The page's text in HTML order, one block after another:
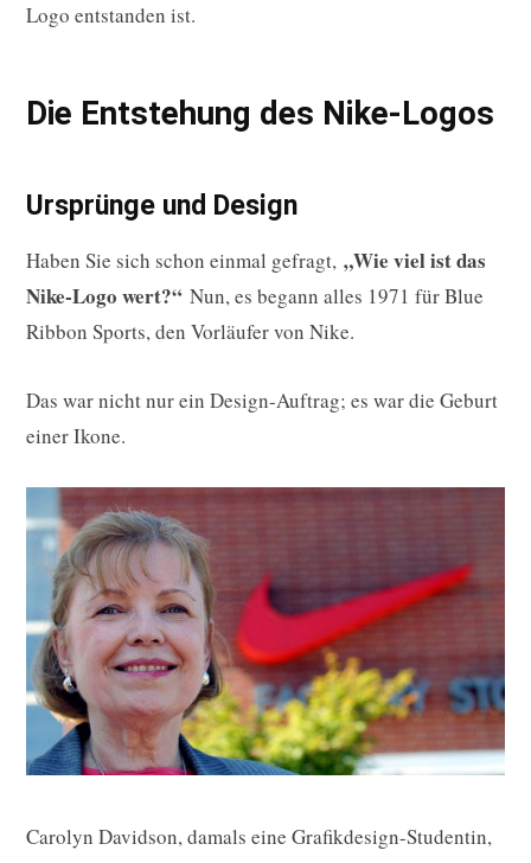
Logo entstanden ist.
Die Entstehung des Nike-Logos
Ursprünge und Design
Haben Sie sich schon einmal gefragt, „Wie viel ist das
Nike-Logo wert?“ Nun, es begann alles 1971 für Blue
Ribbon Sports, den Vorläufer von Nike.
Das war nicht nur ein Design-Auftrag; es war die Geburt
einer Ikone.
Carolyn Davidson, damals eine Grafikdesign-Studentin,